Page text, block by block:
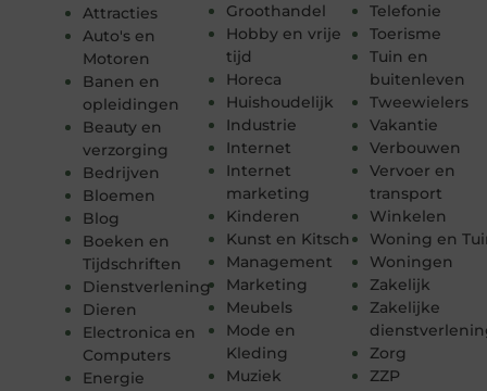
Attracties
Auto's en
Motoren
Banen en
opleidingen
Beauty en
verzorging
Bedrijven
Bloemen
Blog
Boeken en
Tijdschriften
Dienstverlening
Dieren
Electronica en
Computers
Energie
Groothandel
Hobby en vrije
tijd
Horeca
Huishoudelijk
Industrie
Internet
Internet
marketing
Kinderen
Kunst en Kitsch
Management
Marketing
Meubels
Mode en
Kleding
Muziek
Telefonie
Toerisme
Tuin en
buitenleven
Tweewielers
Vakantie
Verbouwen
Vervoer en
transport
Winkelen
Woning en
Woningen
Zakelijk
Zakelijke
Zorg
ZZP